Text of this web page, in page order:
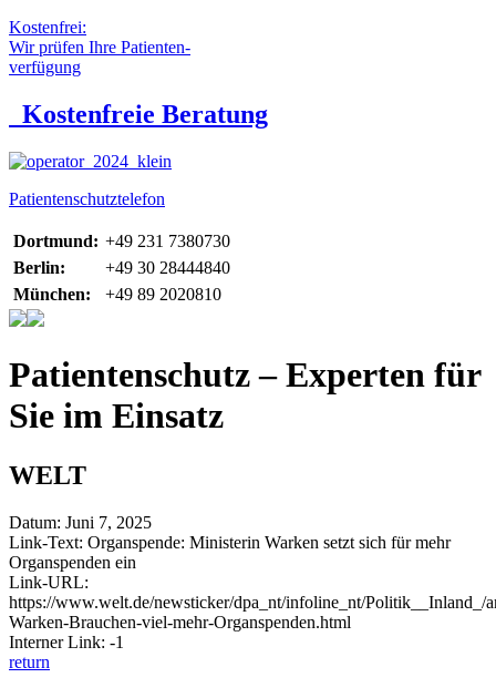
Kostenfrei:
Wir prüfen Ihre Patienten-
verfügung
Kostenfreie Beratung
Patientenschutztelefon
Dortmund: +49 231 7380730
Berlin:
+49 30 28444840
München:
+49 89 2020810
Patientenschutz – Experten für
Sie im Einsatz
WELT
Datum: Juni 7, 2025
Link-Text: Organspende: Ministerin Warken setzt sich für mehr
Organspenden ein
Link-URL:
https://www.welt.de/newsticker/dpa_nt/infoline_nt/Politik__Inland_/
Warken-Brauchen-viel-mehr-Organspenden.html
Interner Link: -1
return